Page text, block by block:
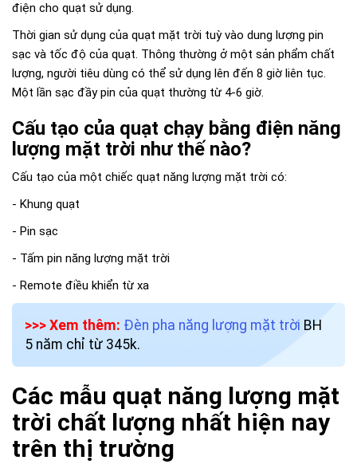
điện cho quạt sử dụng.
Thời gian sử dụng của quạt mặt trời tuỳ vào dung lượng pin
sạc và tốc độ của quạt. Thông thường ở một sản phẩm chất
lượng, người tiêu dùng có thể sử dụng lên đến 8 giờ liên tục.
Một lần sạc đầy pin của quạt thường từ 4-6 giờ.
Cấu tạo của quạt chạy bằng điện năng
lượng mặt trời như thế nào?
Cấu tạo của một chiếc quạt năng lượng mặt trời có:
- Khung quạt
- Pin sạc
- Tấm pin năng lượng mặt trời
- Remote điều khiển từ xa
>>> Xem thêm: Đèn pha năng lượng mặt trời BH
5 năm chỉ từ 345k.
Các mẫu quạt năng lượng mặt
trời chất lượng nhất hiện nay
trên thị trường